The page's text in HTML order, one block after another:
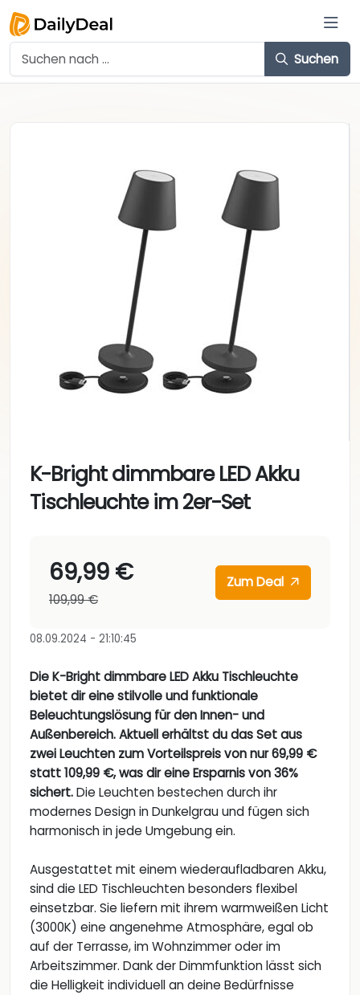
Suchen
K-Bright dimmbare LED Akku
Tischleuchte im 2er-Set
69,99 €
109,99 €
Zum Deal
08.09.2024 - 21:10:45
Die K-Bright dimmbare LED Akku Tischleuchte
bietet dir eine stilvolle und funktionale
Beleuchtungslösung für den Innen- und
Außenbereich. Aktuell erhältst du das Set aus
zwei Leuchten zum Vorteilspreis von nur 69,99 €
statt 109,99 €, was dir eine Ersparnis von 36%
sichert.Die Leuchten bestechen durch ihr
modernes Design in Dunkelgrau und fügen sich
harmonisch in jede Umgebung ein.
Ausgestattet mit einem wiederaufladbaren Akku,
sind die LED Tischleuchten besonders flexibel
einsetzbar. Sie liefern mit ihrem warmweißen Licht
(3000K) eine angenehme Atmosphäre, egal ob
auf der Terrasse, im Wohnzimmer oder im
Arbeitszimmer. Dank der Dimmfunktion lässt sich
die Helligkeit individuell an deine Bedürfnisse